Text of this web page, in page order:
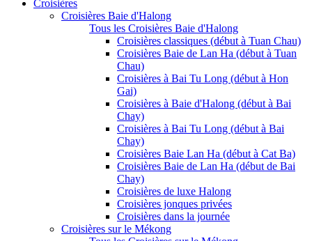
Croisières
Croisières Baie d'Halong
Tous les Croisières Baie d'Halong
Croisières classiques (début à Tuan Chau)
Croisières Baie de Lan Ha (début à Tuan
Chau)
Croisières à Bai Tu Long (début à Hon
Gai)
Croisières à Baie d'Halong (début à Bai
Chay)
Croisières à Bai Tu Long (début à Bai
Chay)
Croisières Baie Lan Ha (début à Cat Ba)
Croisières Baie de Lan Ha (début de Bai
Chay)
Croisières de luxe Halong
Croisières jonques privées
Croisières dans la journée
Croisières sur le Mékong